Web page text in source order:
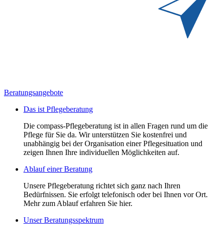
Beratungsangebote
Das ist Pflegeberatung
Die compass-Pflegeberatung ist in allen Fragen rund um die
Pflege für Sie da. Wir unterstützen Sie kostenfrei und
unabhängig bei der Organisation einer Pflegesituation und
zeigen Ihnen Ihre individuellen Möglichkeiten auf.
Ablauf einer Beratung
Unsere Pflegeberatung richtet sich ganz nach Ihren
Bedürfnissen. Sie erfolgt telefonisch oder bei Ihnen vor Ort.
Mehr zum Ablauf erfahren Sie hier.
Unser Beratungsspektrum